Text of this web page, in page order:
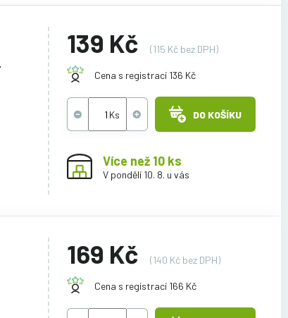
139 Kč (115 Kč bez DPH)
Cena s registrací 136 Kč
DO KOŠÍKU
Více než 10 ks
V pondělí 10. 8. u vás
169 Kč (140 Kč bez DPH)
Cena s registrací 166 Kč